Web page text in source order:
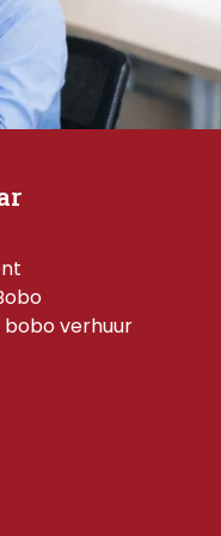
verhuur